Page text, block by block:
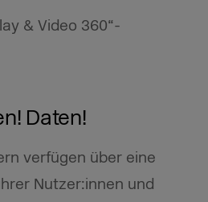
& Video 360“-
Daten!
verfügen über eine
Nutzer:innen und